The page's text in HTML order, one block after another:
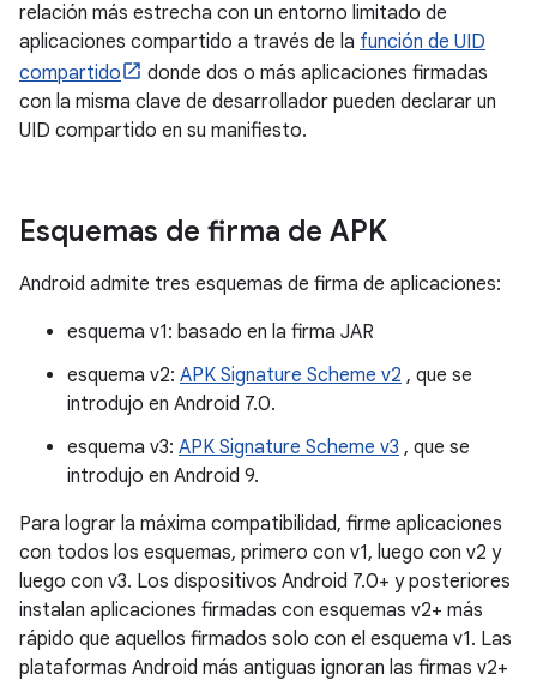
relación más estrecha con un entorno limitado de
aplicaciones compartido a través de la función de UID
compartido
donde dos o más aplicaciones firmadas
con la misma clave de desarrollador pueden declarar un
UID compartido en su manifiesto.
Esquemas de firma de APK
Android admite tres esquemas de firma de aplicaciones:
esquema v1: basado en la firma JAR
esquema v2: APK Signature Scheme v2 , que se
introdujo en Android 7.0.
esquema v3: APK Signature Scheme v3 , que se
introdujo en Android 9.
Para lograr la máxima compatibilidad, firme aplicaciones
con todos los esquemas, primero con v1, luego con v2 y
luego con v3. Los dispositivos Android 7.0+ y posteriores
instalan aplicaciones firmadas con esquemas v2+ más
rápido que aquellos firmados solo con el esquema v1. Las
plataformas Android más antiguas ignoran las firmas v2+